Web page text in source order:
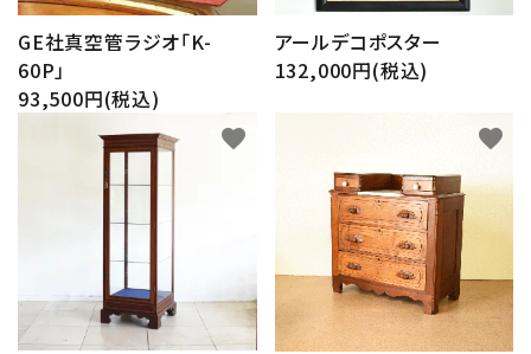
GE社真空管ラジオ「K-
60P」
93,500円(税込)
アールデコポスター
132,000円(税込)
favorite favorite